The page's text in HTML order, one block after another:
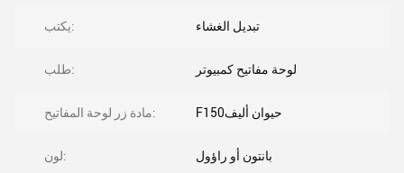
يكتب: تبديل الغشاء
طلب: لوحة مفاتيح كمبيوتر
مادة زر لوحة المفاتيح: F150حيوان أليف
لون: بانتون أو راؤول